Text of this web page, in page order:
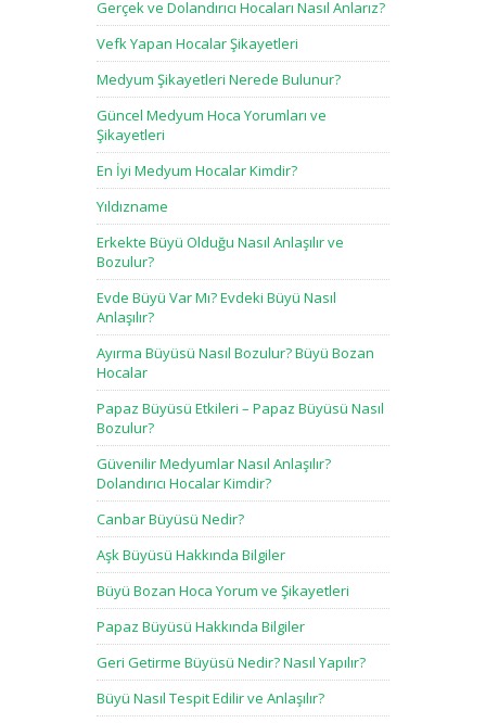
Gerçek ve Dolandırıcı Hocaları Nasıl Anlarız?
Vefk Yapan Hocalar Şikayetleri
Medyum Şikayetleri Nerede Bulunur?
Güncel Medyum Hoca Yorumları ve
Şikayetleri
En İyi Medyum Hocalar Kimdir?
Yıldızname
Erkekte Büyü Olduğu Nasıl Anlaşılır ve
Bozulur?
Evde Büyü Var Mı? Evdeki Büyü Nasıl
Anlaşılır?
Ayırma Büyüsü Nasıl Bozulur? Büyü Bozan
Hocalar
Papaz Büyüsü Etkileri – Papaz Büyüsü Nasıl
Bozulur?
Güvenilir Medyumlar Nasıl Anlaşılır?
Dolandırıcı Hocalar Kimdir?
Canbar Büyüsü Nedir?
Aşk Büyüsü Hakkında Bilgiler
Büyü Bozan Hoca Yorum ve Şikayetleri
Papaz Büyüsü Hakkında Bilgiler
Geri Getirme Büyüsü Nedir? Nasıl Yapılır?
Büyü Nasıl Tespit Edilir ve Anlaşılır?